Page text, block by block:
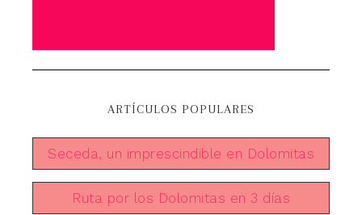
ARTÍCULOS POPULARES
Seceda, un imprescindible en Dolomitas
Ruta por los Dolomitas en 3 días